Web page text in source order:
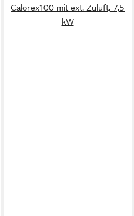
Calorex100 mit ext. Zuluft, 7,5
kW